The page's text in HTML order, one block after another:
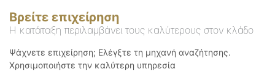
Βρείτε επιχείρηση
Η κατάταξη περιλαμβάνει τους καλύτερους στον κλάδο
Ψάχνετε επιχείρηση; Ελέγξτε τη μηχανή αναζήτησης.
Χρησιμοποιήστε την καλύτερη υπηρεσία